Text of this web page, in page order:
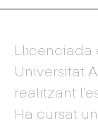
Llicenciada
Universitat
realitzant
Ha cursat